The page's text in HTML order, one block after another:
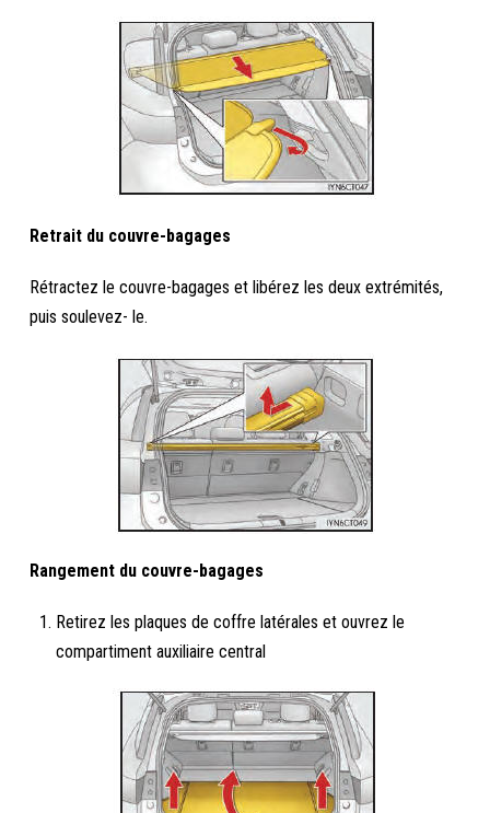
Retrait du couvre-bagages
Rétractez le couvre-bagages et libérez les deux extrémités,
puis soulevez- le.
Rangement du couvre-bagages
Retirez les plaques de coffre latérales et ouvrez le
compartiment auxiliaire central